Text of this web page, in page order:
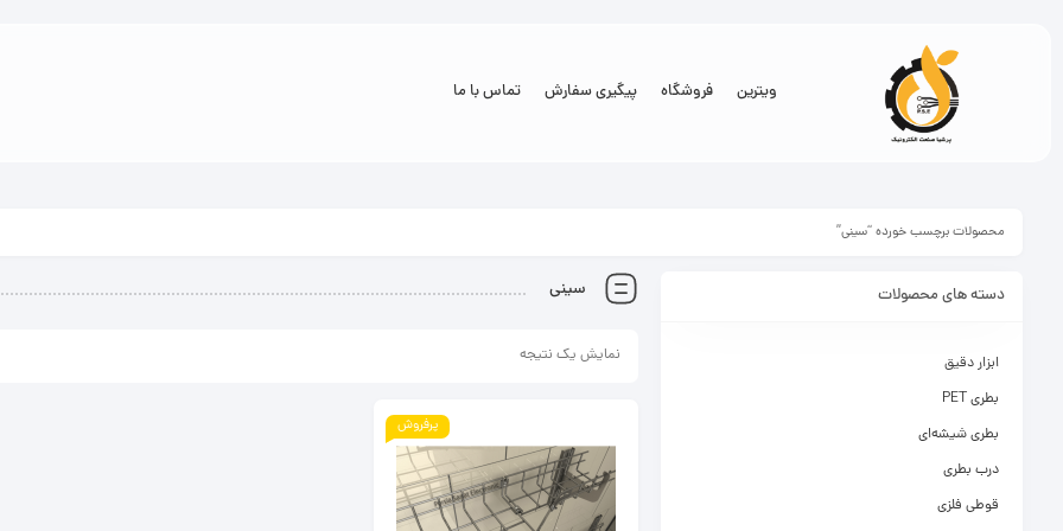
ویترین فروشگاه پیگیری سفارش تماس با ما
محصولات برچسب خورده “سینی”
سینی
نمایش یک نتیجه
پرفروش
دسته های محصولات
ابزار دقیق
بطری PET
بطری شیشه‌ای
درب بطری
قوطی فلزی